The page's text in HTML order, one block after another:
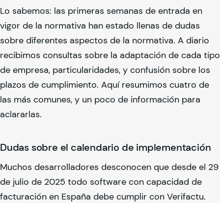
Lo sabemos: las primeras semanas de entrada en
vigor de la normativa han estado llenas de dudas
sobre diferentes aspectos de la normativa. A diario
recibimos consultas sobre la adaptación de cada tipo
de empresa, particularidades, y confusión sobre los
plazos de cumplimiento. Aquí resumimos cuatro de
las más comunes, y un poco de información para
aclararlas.
Dudas sobre el calendario de implementación
Muchos desarrolladores desconocen que desde el 29
de julio de 2025 todo software con capacidad de
facturación en España debe cumplir con Verifactu.